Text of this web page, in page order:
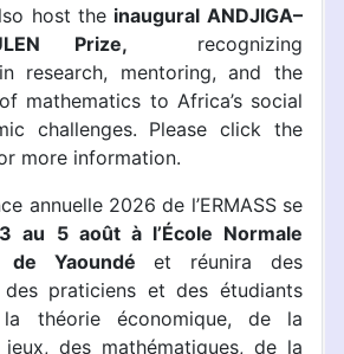
hostthe inaugural ANDJIGA–
Prize,
recognizing
research, mentoring, and the
mathematics to Africa’s social
challenges. Please click the
more information.
annuelle 2026 de l’ERMASS se
3 au 5 août à l’École Normale
de Yaoundé et réunira des
des praticiens et des étudiants
théorie économique, de la
des mathématiques, de la